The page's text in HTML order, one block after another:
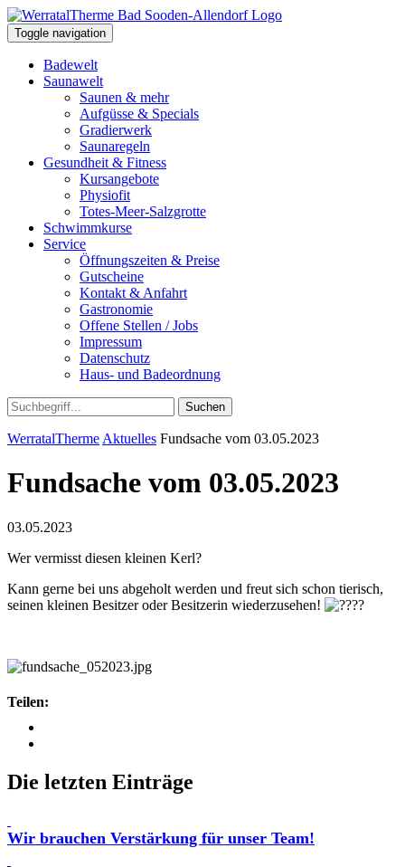
Toggle navigation
Badewelt
Saunawelt
Saunen & mehr
Aufgüsse & Specials
Gradierwerk
Saunaregeln
Gesundheit & Fitness
Kursangebote
Physiofit
Totes-Meer-Salzgrotte
Schwimmkurse
Service
Öffnungszeiten & Preise
Gutscheine
Kontakt & Anfahrt
Gastronomie
Offene Stellen / Jobs
Impressum
Datenschutz
Haus- und Badeordnung
Suchen
WerratalTherme Aktuelles Fundsache vom 03.05.2023
Fundsache vom 03.05.2023
03.05.2023
Wer vermisst diesen kleinen Kerl?
Kann gerne bei uns abgeholt werden und freut sich schon tierisch,
seinen kleinen Besitzer oder Besitzerin wiederzusehen!
Teilen:
Die letzten Einträge
Wir brauchen Verstärkung für unser Team!